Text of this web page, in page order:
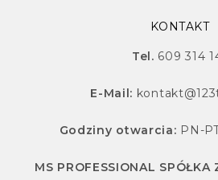
KONTAKT
Tel. 609 314
E-Mail:
Godziny otwarcia: PN-
MS PROFESSIONAL SPÓŁKA